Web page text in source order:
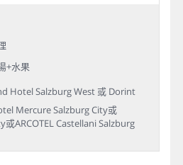
+水果
Hotel Salzburg West 或 Dorint
Mercure Salzburg City或
ARCOTEL Castellani Salzburg